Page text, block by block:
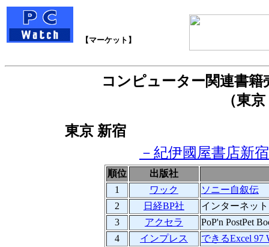
【マーケット】
コンピューター関連書
（東
東京 新宿
－紀伊國屋書店新
順位
出版社
1
ワック
ソニー自叙伝
2
日経BP社
インターネッ
3
アクセラ
PoP'n PostPet
4
インプレス
できるExcel 97